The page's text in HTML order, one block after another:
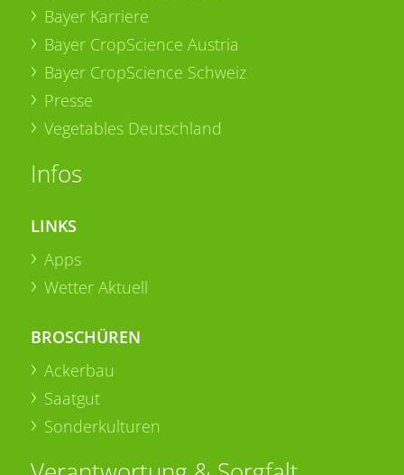
Bayer Karriere
Bayer CropScience Austria
Bayer CropScience Schweiz
Presse
Vegetables Deutschland
Infos
LINKS
Apps
Wetter Aktuell
BROSCHÜREN
Ackerbau
Saatgut
Sonderkulturen